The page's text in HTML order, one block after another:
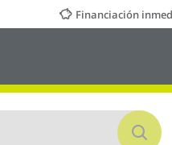
Financiación